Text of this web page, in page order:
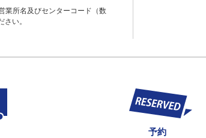
業所名及びセンターコード（数
い。
予約